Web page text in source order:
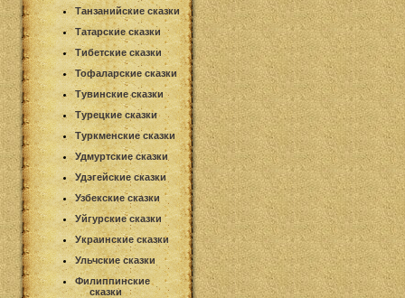
Танзанийские сказки
Татарские сказки
Тибетские сказки
Тофаларские сказки
Тувинские сказки
Турецкие сказки
Туркменские сказки
Удмуртские сказки
Удэгейские сказки
Узбекские сказки
Уйгурские сказки
Украинские сказки
Ульчские сказки
Филиппинские
сказки